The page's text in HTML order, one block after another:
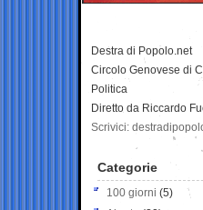
Destra di Popolo.net
Circolo Genovese di
Politica
Diretto da Riccardo
Scrivici:
Categorie
100 giorni (5)